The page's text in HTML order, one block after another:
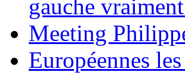
gauche
Meeting
Européennes